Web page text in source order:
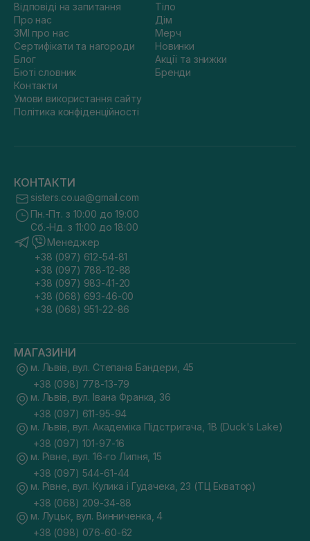
Відповіді на запитання
Про нас
ЗМІ про нас
Сертифікати та нагороди
Блог
Бюті словник
Контакти
Умови використання сайту
Політика конфіденційності
Тіло
Дім
Мерч
Новинки
Акції та знижки
Бренди
КОНТАКТИ
sisters.co.ua@gmail.com
Пн.-Пт. з 10:00 до 19:00
Сб.-Нд. з 11:00 до 18:00
Менеджер
+38 (097) 612-54-81
+38 (097) 788-12-88
+38 (097) 983-41-20
+38 (068) 693-46-00
+38 (068) 951-22-86
МАГАЗИНИ
м. Львів, вул. Степана Бандери, 45
+38 (098) 778-13-79
м. Львів, вул. Івана Франка, 36
+38 (097) 611-95-94
м. Львів, вул. Академіка Підстригача, 1В (Duck's Lake)
+38 (097) 101-97-16
м. Рівне, вул. 16-го Липня, 15
+38 (097) 544-61-44
м. Рівне, вул. Кулика і Гудачека, 23 (ТЦ Екватор)
+38 (068) 209-34-88
м. Луцьк, вул. Винниченка, 4
+38 (098) 076-60-62